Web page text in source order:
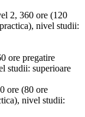
2, 360 ore (120
nivel studii:
ore pregatire
studii: superioare
ore (80 ore
nivel studii: